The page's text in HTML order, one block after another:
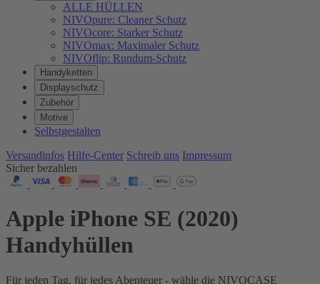
ALLE HÜLLEN
NIVOpure: Cleaner Schutz
NIVOcore: Starker Schutz
NIVOmax: Maximaler Schutz
NIVOflip: Rundum-Schutz
Handyketten
Displayschutz
Zubehör
Motive
Selbstgestalten
Versandinfos Hilfe-Center Schreib uns Impressum
Sicher bezahlen
Apple iPhone SE (2020)
Handyhüllen
Für jeden Tag, für jedes Abenteuer - wähle die NIVOCASE